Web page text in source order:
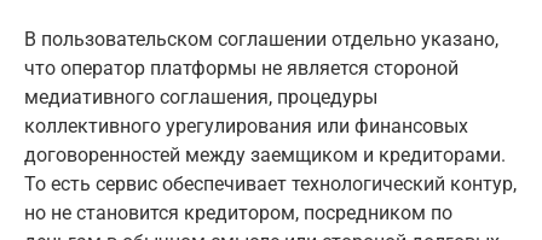
В пользовательском соглашении отдельно указано,
что оператор платформы не является стороной
медиативного соглашения, процедуры
коллективного урегулирования или финансовых
договоренностей между заемщиком и кредиторами.
То есть сервис обеспечивает технологический контур,
но не становится кредитором, посредником по